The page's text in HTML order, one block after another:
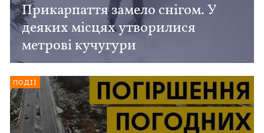
Прикарпаття замело снігом. У
деяких місцях утворилися
метрові кучугури
ПОДІЇ